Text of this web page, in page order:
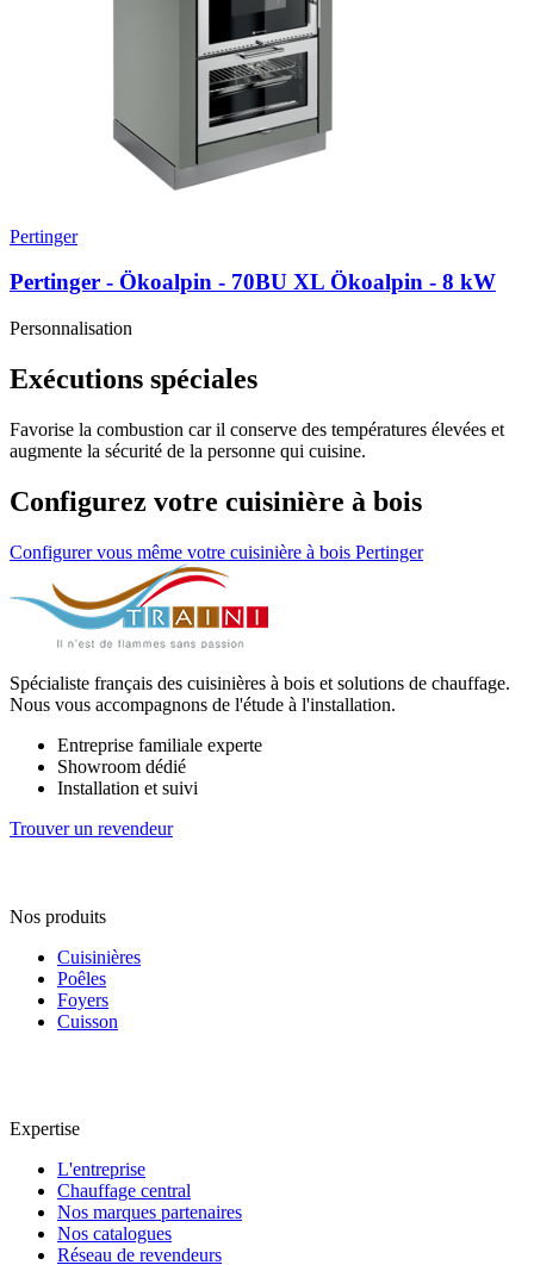
Pertinger
Pertinger - Ökoalpin - 70BU XL Ökoalpin - 8 kW
Personnalisation
Exécutions spéciales
Favorise la combustion car il conserve des températures élevées et
augmente la sécurité de la personne qui cuisine.
Configurez votre cuisinière à bois
Configurer vous même votre cuisinière à bois Pertinger
Spécialiste français des cuisinières à bois et solutions de chauffage.
Nous vous accompagnons de l'étude à l'installation.
Entreprise familiale experte
Showroom dédié
Installation et suivi
Trouver un revendeur
Nos produits
Cuisinières
Poêles
Foyers
Cuisson
Expertise
L'entreprise
Chauffage central
Nos marques partenaires
Nos catalogues
Réseau de revendeurs